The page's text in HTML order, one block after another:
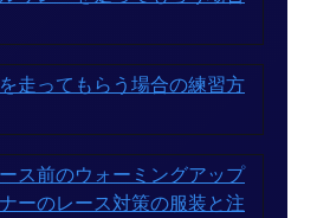
走ってもらう場合の練習方
ス前のウォーミングアップ
ーのレース対策の服装と注